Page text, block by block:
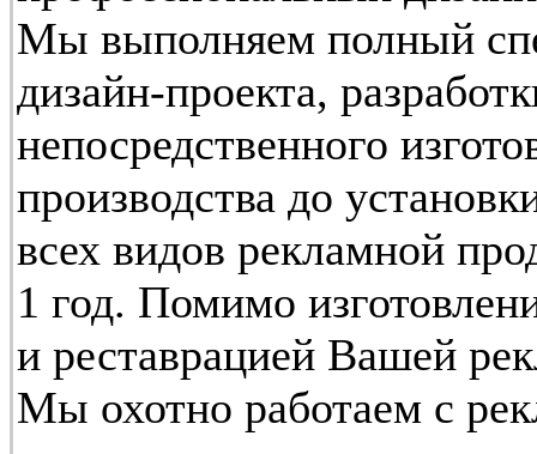
Мы выполняем полный
дизайн-проекта,
непосредственного
производства до
всех видов рекламной
1 год. Помимо
и реставрацией Вашей
Мы охотно работаем с